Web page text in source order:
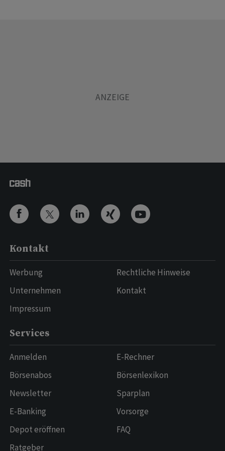
Kontakt
Werbung
Unternehmen
Impressum
Rechtliche Hinweise
Kontakt
Services
Anmelden
Börsenabos
Newsletter
E-Banking
Depot eröffnen
Ratgeber
E-Rechner
Börsenlexikon
Sparplan
Vorsorge
FAQ